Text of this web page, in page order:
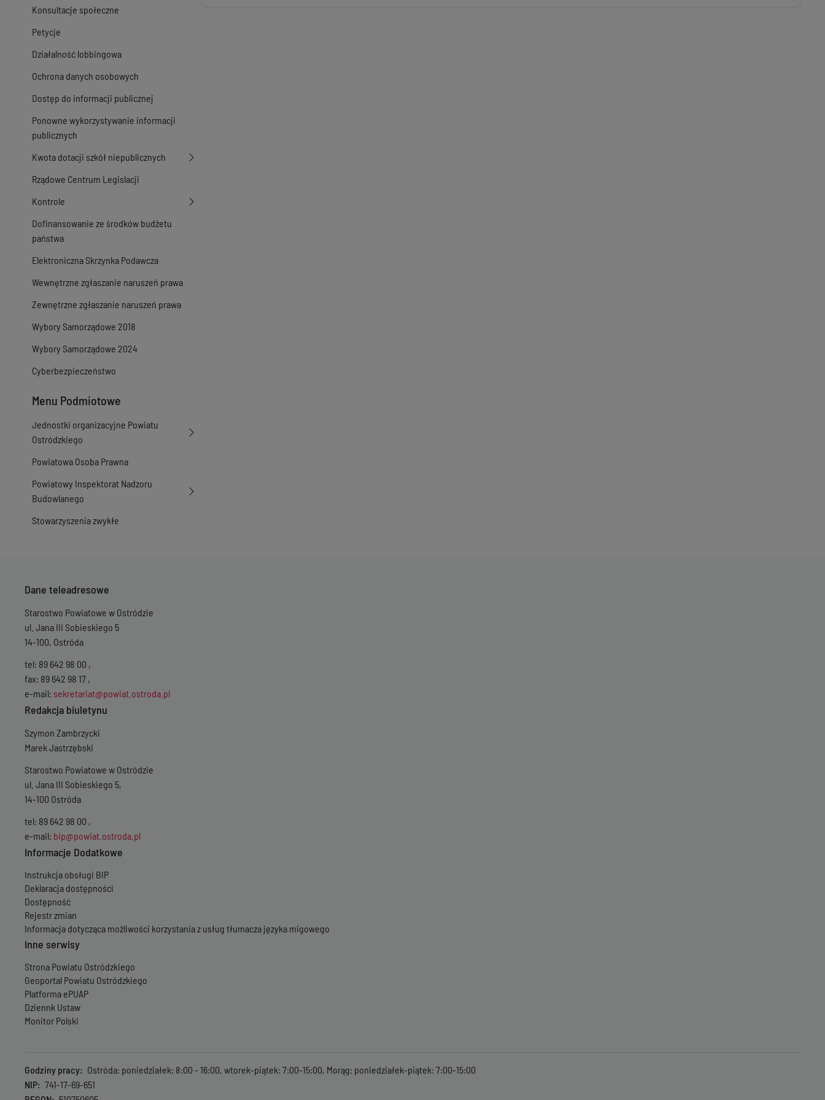
Konsultacje społeczne
Petycje
Działalność lobbingowa
Ochrona danych osobowych
Dostęp do informacji publicznej
Ponowne wykorzystywanie informacji
publicznych
Kwota dotacji szkół niepublicznych
Rządowe Centrum Legislacji
Kontrole
Dofinansowanie ze środków budżetu
państwa
Elektroniczna Skrzynka Podawcza
Wewnętrzne zgłaszanie naruszeń prawa
Zewnętrzne zgłaszanie naruszeń prawa
Wybory Samorządowe 2018
Wybory Samorządowe 2024
Cyberbezpieczeństwo
Menu Podmiotowe
Jednostki organizacyjne Powiatu
Ostródzkiego
Powiatowa Osoba Prawna
Powiatowy Inspektorat Nadzoru
Budowlanego
Stowarzyszenia zwykłe
Dane teleadresowe
Starostwo Powiatowe w Ostródzie
ul. Jana III Sobieskiego 5
14-100, Ostróda
tel: 89 642 98 00 ,
fax: 89 642 98 17 ,
e-mail: sekretariat@powiat.ostroda.pl
Redakcja biuletynu
Szymon Zambrzycki
Marek Jastrzębski
Starostwo Powiatowe w Ostródzie
ul. Jana III Sobieskiego 5,
14-100 Ostróda
tel: 89 642 98 00 ,
e-mail: bip@powiat.ostroda.pl
Informacje Dodatkowe
Instrukcja obsługi BIP
Deklaracja dostępności
Dostępność
Rejestr zmian
Informacja dotycząca możliwości korzystania z usług tłumacza języka migowego
Inne serwisy
Strona Powiatu Ostródzkiego
Geoportal Powiatu Ostródzkiego
Platforma ePUAP
Dziennk Ustaw
Monitor Polski
Godziny pracy
Ostróda: poniedziałek: 8:00 - 16:00, wtorek-piątek: 7:00-15:00, Morąg: poniedziałek-piątek: 7:00-15:00
NIP
741-17-69-651